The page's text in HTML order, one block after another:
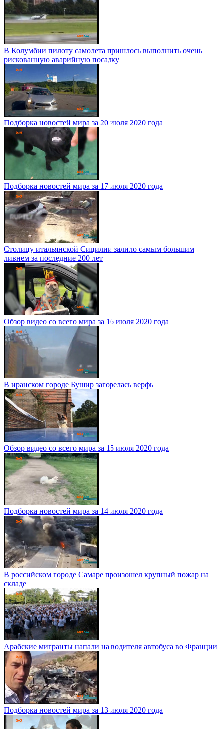
В Колумбии пилоту самолета пришлось выполнить очень
рискованную аварийную посадку
Подборка новостей мира за 20 июля 2020 года
Подборка новостей мира за 17 июля 2020 года
Столицу итальянской Сицилии залило самым большим
ливнем за последние 200 лет
Обзор видео со всего мира за 16 июля 2020 года
В иранском городе Бушир загорелась верфь
Обзор видео со всего мира за 15 июля 2020 года
Подборка новостей мира за 14 июля 2020 года
В российском городе Самаре произошел крупный пожар на
складе
Арабские мигранты напали на водителя автобуса во Франции
Подборка новостей мира за 13 июля 2020 года